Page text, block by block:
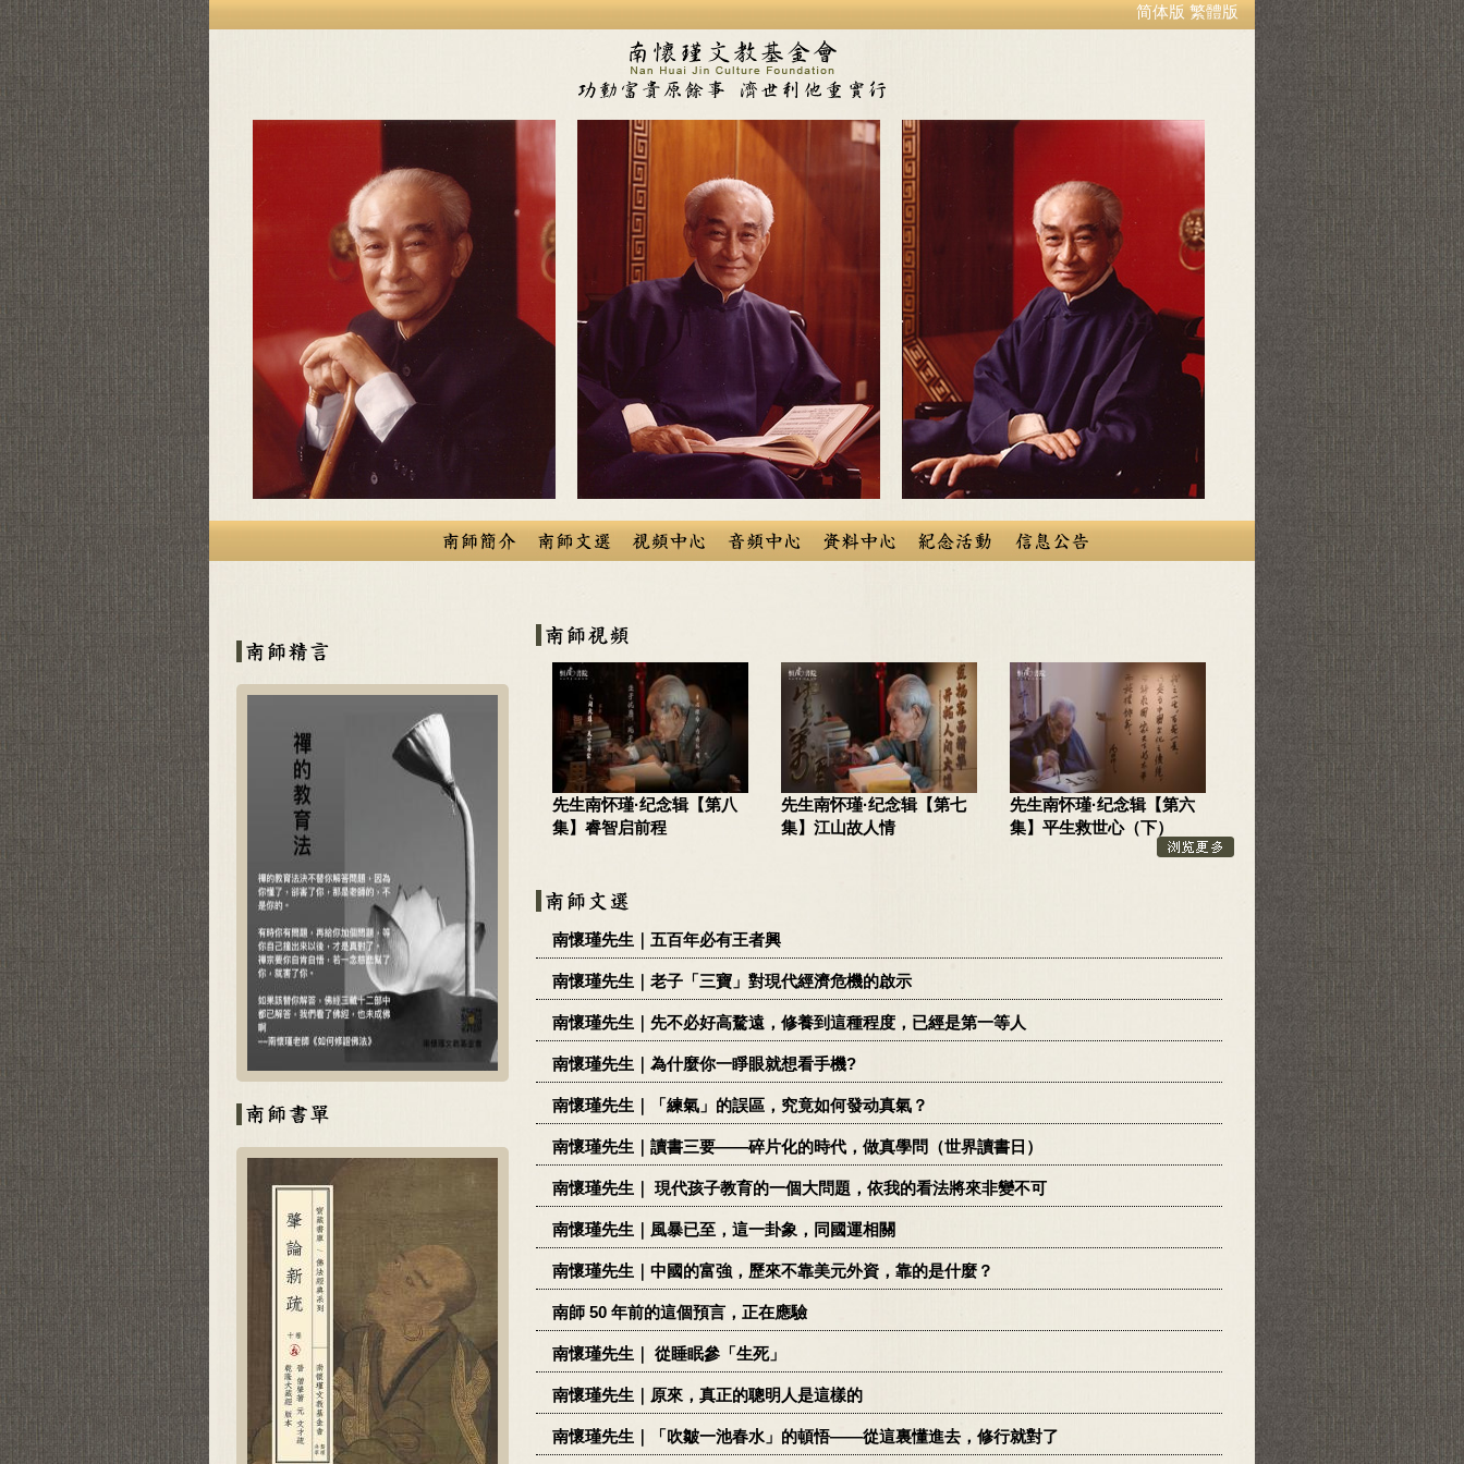
简体版 繁體版
先生南怀瑾·纪念辑【第八
集】睿智启前程
先生南怀瑾·纪念辑【第七
集】江山故人情
先生南怀瑾·纪念辑【第六
集】平生救世心（下）
南懷瑾先生｜五百年必有王者興
南懷瑾先生｜老子「三寶」對現代經濟危機的啟示
南懷瑾先生｜先不必好高騖遠，修養到這種程度，已經是第一等人
南懷瑾先生｜為什麼你一睜眼就想看手機?
南懷瑾先生｜「練氣」的誤區，究竟如何發动真氣？
南懷瑾先生｜讀書三要——碎片化的時代，做真學問（世界讀書日）
南懷瑾先生｜ 現代孩子教育的一個大問題，依我的看法將來非變不可
南懷瑾先生｜風暴已至，這一卦象，同國運相關
南懷瑾先生｜中國的富強，歷來不靠美元外資，靠的是什麼？
南師 50 年前的這個預言，正在應驗
南懷瑾先生｜ 從睡眠參「生死」
南懷瑾先生｜原來，真正的聰明人是這樣的
南懷瑾先生｜「吹皺一池春水」的頓悟——從這裏懂進去，修行就對了